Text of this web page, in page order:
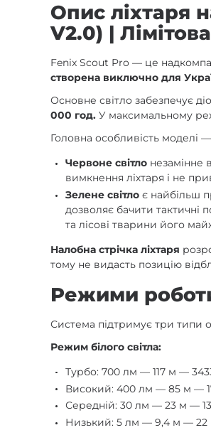
Опис ліхтаря
V2.0) |
Fenix Scout Pro — це
створена виключно для
Основне світло забезпечує
000 год.У максимальному
Головна особливість моделі —
Червоне світло незамінне
вимкнення ліхтаря і не
Зелене світло є найбільш
дозволяє бачити тактичні
та лісові тварини його
Налобна стрічка ліхтаря
тому не видасть позицію
Режими
Система підтримує три типи
Режим білого світла:
Турбо: 700 лм — 117 м —
Високий: 400 лм — 85 м —
Середній: 30 лм — 23 м —
Низький: 5 лм — 9,4 м — 22